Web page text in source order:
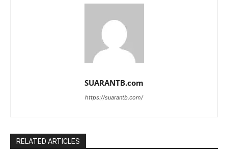
SUARANTB.com
https://suarantb.com/
RELATED ARTICLES